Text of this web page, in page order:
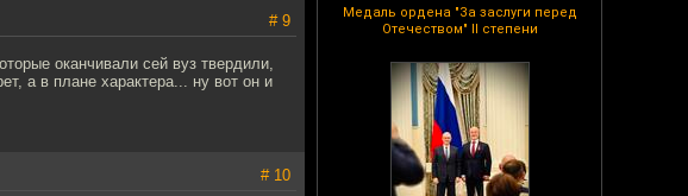
Медаль ордена "За заслуги перед
Отечеством" II степени
# 9
оканчивали сей вуз твердили,
а в плане характера... ну вот он и
# 10